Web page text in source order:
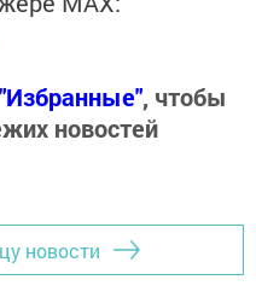
"Избранные", чтобы
новостей
новости